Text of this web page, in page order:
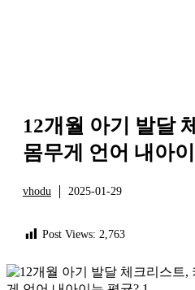
12개월 아기 발달
몸무게 언어 내아
vhodu 2025-01-29
Post Views: 2,763